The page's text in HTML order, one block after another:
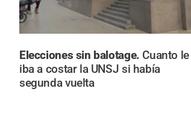
Elecciones sin balotage. Cuanto le
iba a costar la UNSJ si había
segunda vuelta